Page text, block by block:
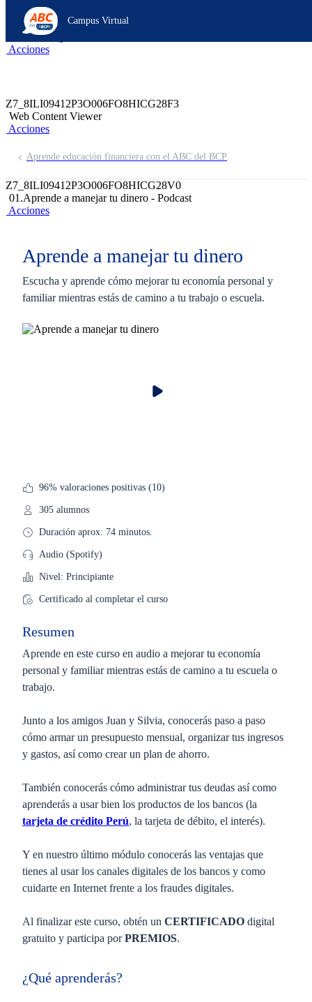
Z6_8ILI09412P3O006FO8HICG28N5
Z7_8ILI09412P3O006FO8HICG28F1
header-campus-virtual-abc
Acciones
Campus Virtual
Z7_8ILI09412P3O006FO8HICG28F3
Web Content Viewer
Acciones
Aprende educación financiera con el ABC del BCP
Z7_8ILI09412P3O006FO8HICG28V0
01.Aprende a manejar tu dinero - Podcast
Acciones
Aprende a manejar tu dinero
Escucha y aprende cómo mejorar tu economía personal y
familiar mientras estás de camino a tu trabajo o escuela.
96% valoraciones positivas (10)
305 alumnos
Duración aprox: 74 minutos.
Audio (Spotify)
Nivel: Principiante
Certificado al completar el curso
Resumen
Aprende en este curso en audio a mejorar tu economía
personal y familiar mientras estás de camino a tu escuela o
trabajo.
Junto a los amigos Juan y Silvia, conocerás paso a paso
cómo armar un presupuesto mensual, organizar tus ingresos
y gastos, así como crear un plan de ahorro.
También conocerás cómo administrar tus deudas así como
aprenderás a usar bien los productos de los bancos (la
tarjeta de crédito Perú, la tarjeta de débito, el interés).
Y en nuestro último módulo conocerás las ventajas que
tienes al usar los canales digitales de los bancos y como
cuidarte en Internet frente a los fraudes digitales.
Al finalizar este curso, obtén un CERTIFICADO digital
gratuito y participa porPREMIOS.
¿Qué aprenderás?